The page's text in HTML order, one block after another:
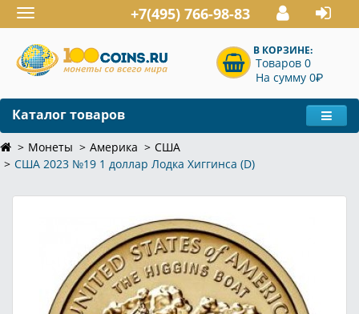
Toggle
navigation
+7(495) 766-98-83
В КОРЗИНЕ:
Товаров 0
На сумму 0P
Каталог товаров
Монеты Америка
США
США 2023 №19 1 доллар Лодка Хиггинса (D)